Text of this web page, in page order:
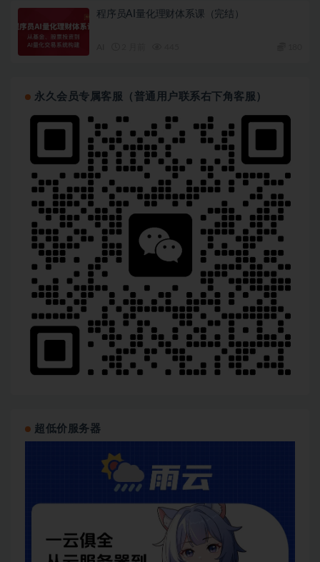
程序员AI量化理财体系课（完结）
永久会员专属客服（普通用户联系右下角客服）
超低价服务器